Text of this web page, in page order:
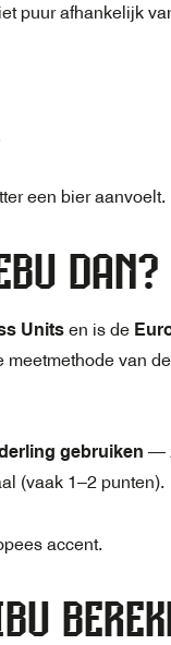
puur afhankelijk
een bier aanvoelt.
DAN?
Units en is de
meetmethode van de
gebruiken —
(vaak 1–2 punten).
accent.